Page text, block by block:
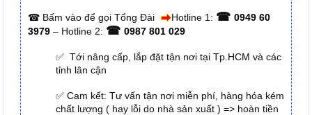
☎ Bấm vào để gọi Tổng Đài Hotline 1: ☎ 0949 60
3979 – Hotline 2: ☎ 0987 801 029
✅ Tới nâng cấp, lắp đặt tận nơi tại Tp.HCM và các
tỉnh lân cận
✅ Cam kết: Tư vấn tận nơi miễn phí, hàng hóa kém
chất lượng ( hay lỗi do nhà sản xuất ) => hoàn tiền